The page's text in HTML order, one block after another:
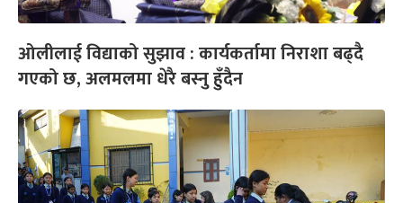
ओलीलाई विद्याको सुझाव : कार्यकर्तामा निराशा बढ्दै
गएको छ, अलमलमा धेरै बस्नु हुँदैन